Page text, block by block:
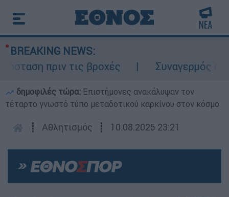
BREAKING NEWS:
πριν τις βροχές
Συναγερμός
δημοφιλές τώρα: Επιστήμονες ανακάλυψαν τον
τέταρτο γνωστό τύπο μεταδοτικού καρκίνου στον κόσμο
┋ Αθλητισμός ┋ 10.08.2025 23:21